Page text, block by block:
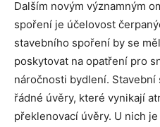
Dalším novým významným
spoření je účelovost
stavebního spoření by se
poskytovat na opatření pro
náročnosti bydlení.
řádné úvěry, které vynikají
překlenovací úvěry. U nich